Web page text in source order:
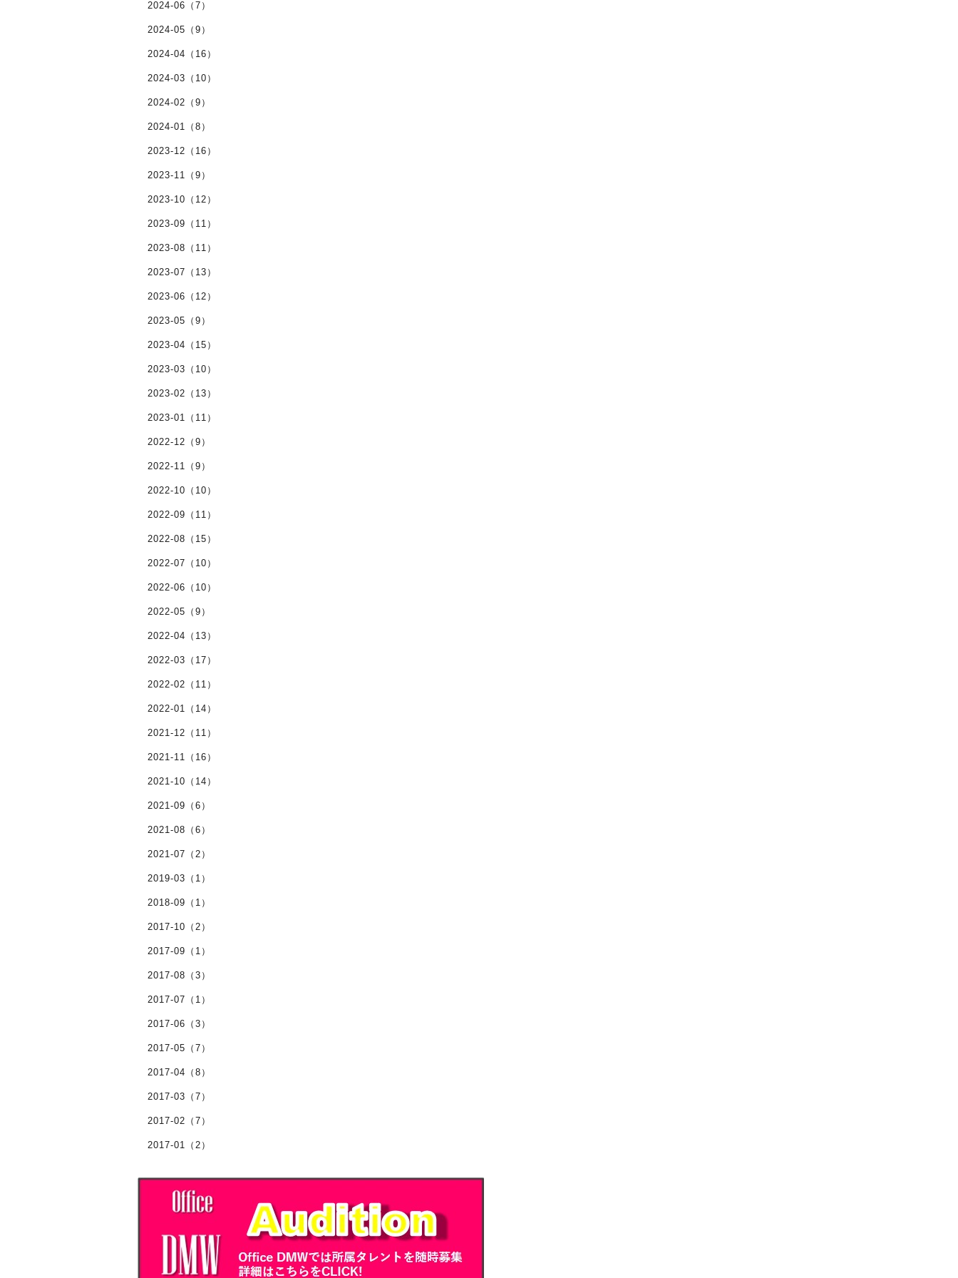
2024-06（7）
2024-05（9）
2024-04（16）
2024-03（10）
2024-02（9）
2024-01（8）
2023-12（16）
2023-11（9）
2023-10（12）
2023-09（11）
2023-08（11）
2023-07（13）
2023-06（12）
2023-05（9）
2023-04（15）
2023-03（10）
2023-02（13）
2023-01（11）
2022-12（9）
2022-11（9）
2022-10（10）
2022-09（11）
2022-08（15）
2022-07（10）
2022-06（10）
2022-05（9）
2022-04（13）
2022-03（17）
2022-02（11）
2022-01（14）
2021-12（11）
2021-11（16）
2021-10（14）
2021-09（6）
2021-08（6）
2021-07（2）
2019-03（1）
2018-09（1）
2017-10（2）
2017-09（1）
2017-08（3）
2017-07（1）
2017-06（3）
2017-05（7）
2017-04（8）
2017-03（7）
2017-02（7）
2017-01（2）